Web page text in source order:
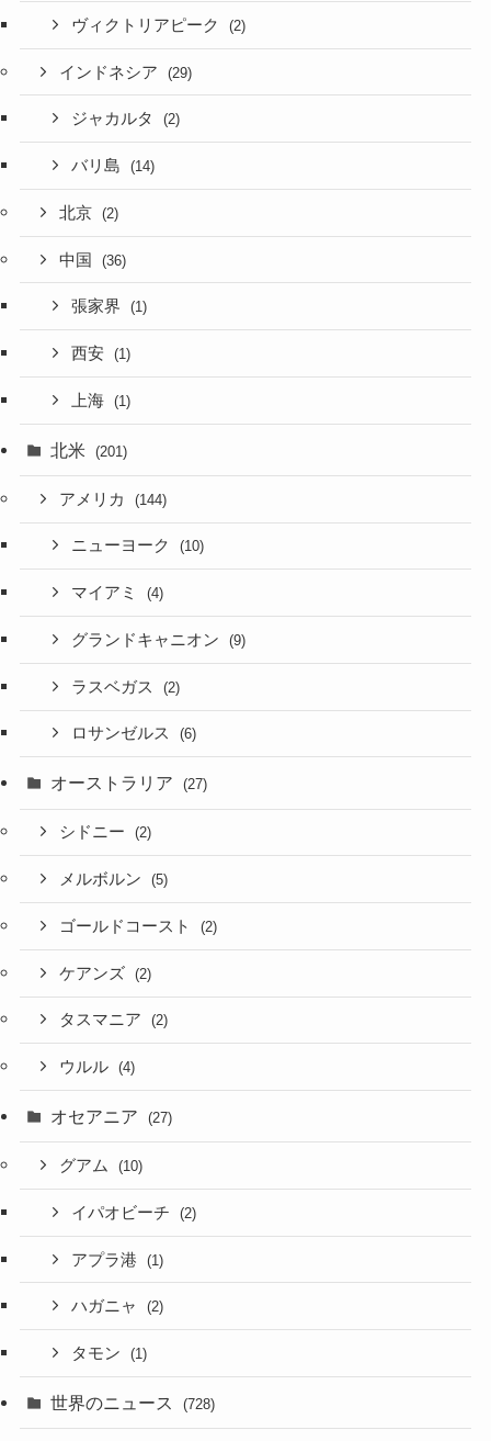
ヴィクトリアピーク (2)
インドネシア (29)
ジャカルタ (2)
バリ島 (14)
北京 (2)
中国 (36)
張家界 (1)
西安 (1)
上海 (1)
北米 (201)
アメリカ (144)
ニューヨーク (10)
マイアミ (4)
グランドキャニオン (9)
ラスベガス (2)
ロサンゼルス (6)
オーストラリア (27)
シドニー (2)
メルボルン (5)
ゴールドコースト (2)
ケアンズ (2)
タスマニア (2)
ウルル (4)
オセアニア (27)
グアム (10)
イパオビーチ (2)
アプラ港 (1)
ハガニャ (2)
タモン (1)
世界のニュース (728)